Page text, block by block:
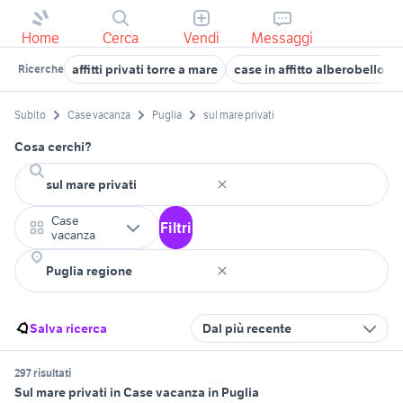
Home Cerca Vendi Messaggi
Ricerche affitti privati torre a mare case in affitto alberobello
Subito Case vacanza Puglia sul mare privati
Cosa cerchi?
Case
vacanza
Filtri
Salva ricerca Dal più recente
297 risultati
Sul mare privati in Case vacanza in Puglia